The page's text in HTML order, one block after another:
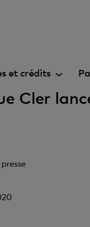
et crédits
Cler